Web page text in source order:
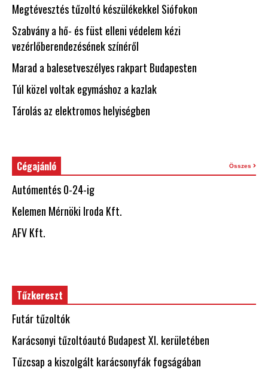
Megtévesztés tűzoltó készülékekkel Siófokon
Szabvány a hő- és füst elleni védelem kézi
vezérlőberendezésének színéről
Marad a balesetveszélyes rakpart Budapesten
Túl közel voltak egymáshoz a kazlak
Tárolás az elektromos helyiségben
Cégajánló Összes
Autómentés 0-24-ig
Kelemen Mérnöki Iroda Kft.
AFV Kft.
Tűzkereszt
Futár tűzoltók
Karácsonyi tűzoltóautó Budapest XI. kerületében
Tűzcsap a kiszolgált karácsonyfák fogságában